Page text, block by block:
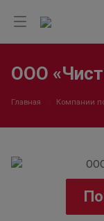
ООО
Главная Компании